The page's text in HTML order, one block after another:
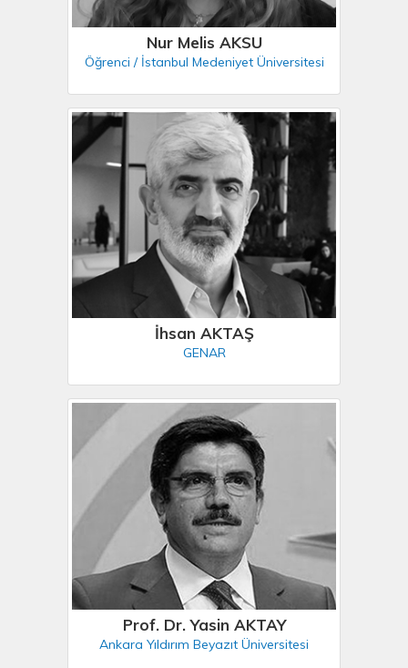
Nur Melis AKSU
Öğrenci / İstanbul Medeniyet Üniversitesi
İhsan AKTAŞ
GENAR
Prof. Dr. Yasin AKTAY
Ankara Yıldırım Beyazıt Üniversitesi